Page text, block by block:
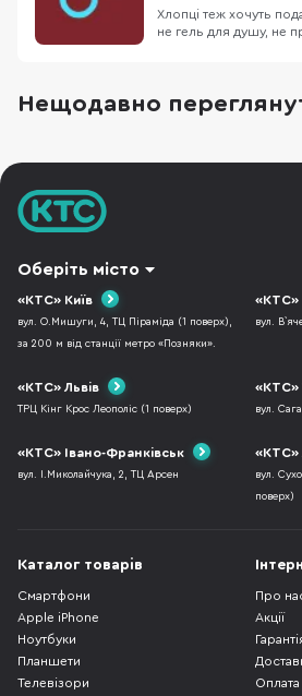
Хлопці теж хочуть
не гель для душу, не
відповісти на це
знайомих про це
Нещодавно
Оберіть місто
«КТС» Київ
вул. О.Мишуги, 4, ТЦ Піраміда (1 поверх),
за 200 м від станції метро «Позняки».
«КТС»
вул.
«КТС» Львів
ТРЦ Кінг Крос Леополіс (1 поверх)
«КТС»
вул.
«КТС» Івано-Франківськ
вул. І.Миколайчука, 2, ТЦ Арсен
«КТС»
вул.
поверх)
Каталог товарів
Смартфони
Apple iPhone
Ноутбуки
Планшети
Телевізори
Про
Акції
Оплата